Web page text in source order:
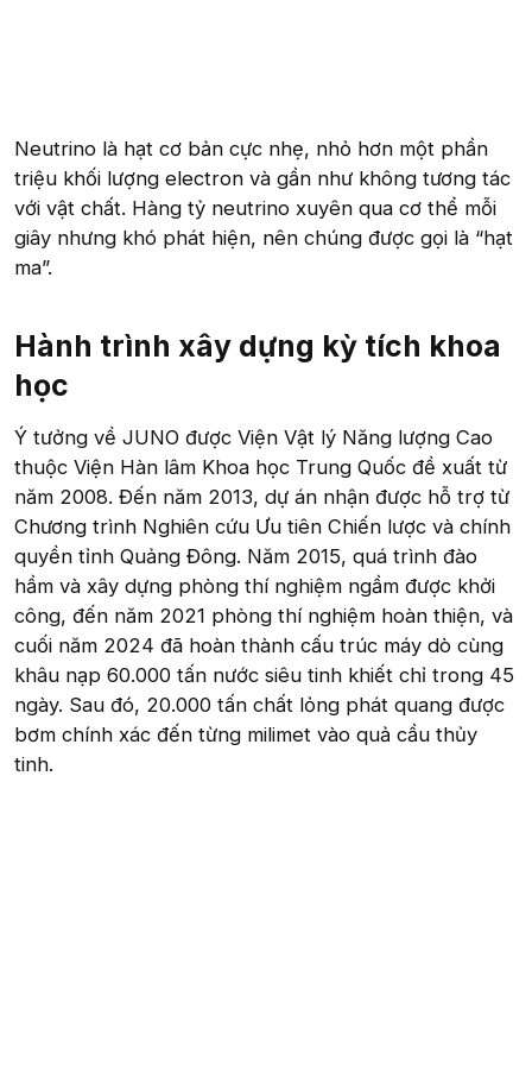
Neutrino là hạt cơ bản cực nhẹ, nhỏ hơn một phần
triệu khối lượng electron và gần như không tương tác
với vật chất. Hàng tỷ neutrino xuyên qua cơ thể mỗi
giây nhưng khó phát hiện, nên chúng được gọi là “hạt
ma”.
Hành trình xây dựng kỳ tích khoa
học​
Ý tưởng về JUNO được Viện Vật lý Năng lượng Cao
thuộc Viện Hàn lâm Khoa học Trung Quốc đề xuất từ
năm 2008. Đến năm 2013, dự án nhận được hỗ trợ từ
Chương trình Nghiên cứu Ưu tiên Chiến lược và chính
quyền tỉnh Quảng Đông. Năm 2015, quá trình đào
hầm và xây dựng phòng thí nghiệm ngầm được khởi
công, đến năm 2021 phòng thí nghiệm hoàn thiện, và
cuối năm 2024 đã hoàn thành cấu trúc máy dò cùng
khâu nạp 60.000 tấn nước siêu tinh khiết chỉ trong 45
ngày. Sau đó, 20.000 tấn chất lỏng phát quang được
bơm chính xác đến từng milimet vào quả cầu thủy
tinh.